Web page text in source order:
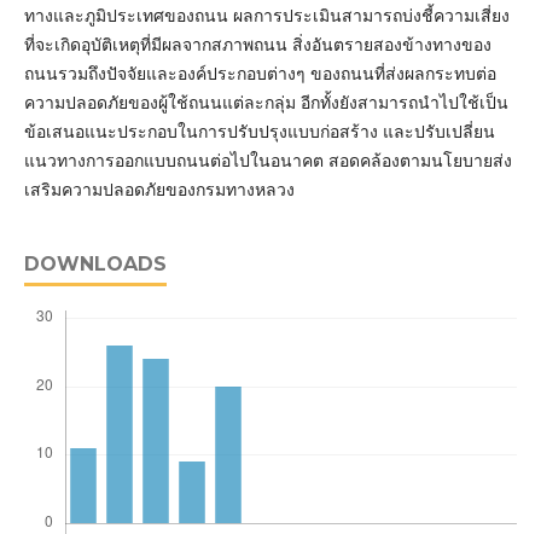
ทางและภูมิประเทศของถนน ผลการประเมินสามารถบ่งชี้ความเสี่ยง
ที่จะเกิดอุบัติเหตุที่มีผลจากสภาพถนน สิ่งอันตรายสองข้างทางของ
ถนนรวมถึงปัจจัยและองค์ประกอบต่างๆ ของถนนที่ส่งผลกระทบต่อ
ความปลอดภัยของผู้ใช้ถนนแต่ละกลุ่ม อีกทั้งยังสามารถนำไปใช้เป็น
ข้อเสนอแนะประกอบในการปรับปรุงแบบก่อสร้าง และปรับเปลี่ยน
แนวทางการออกแบบถนนต่อไปในอนาคต สอดคล้องตามนโยบายส่ง
เสริมความปลอดภัยของกรมทางหลวง
DOWNLOADS